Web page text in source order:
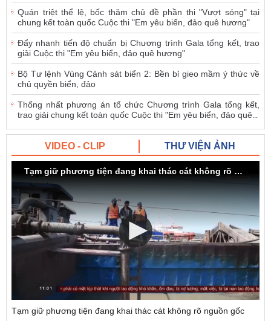
Quán triệt thể lệ, bốc thăm chủ đề phần thi "Vượt sóng" tại
chung kết toàn quốc Cuộc thi "Em yêu biển, đảo quê hương"
Đẩy nhanh tiến độ chuẩn bị Chương trình Gala tổng kết, trao
giải Cuộc thi "Em yêu biển, đảo quê hương"
Bộ Tư lệnh Vùng Cảnh sát biển 2: Bền bỉ gieo mầm ý thức về
chủ quyền biển, đảo
Thống nhất phương án tổ chức Chương trình Gala tổng kết,
trao giải chung kết toàn quốc Cuộc thi "Em yêu biển, đảo quê
VIDEO - CLIP THƯ VIỆN ẢNH
Tạm giữ phương tiện đang khai thác cát không rõ nguồn gốc
Tạm giữ phương tiện đang khai thác cát không rõ nguồn gốc